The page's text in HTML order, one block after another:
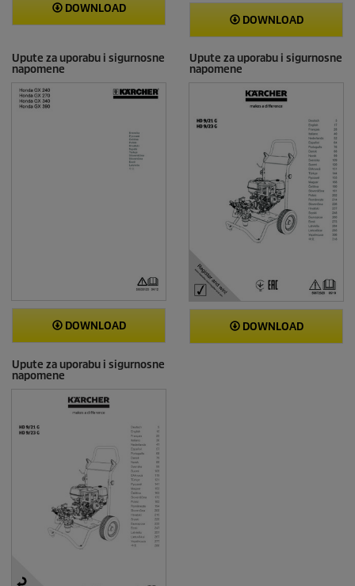
DOWNLOAD
DOWNLOAD
Upute za uporabu i sigurnosne
napomene
DOWNLOAD
Upute za uporabu i sigurnosne
napomene
DOWNLOAD
Upute za uporabu i sigurnosne
napomene